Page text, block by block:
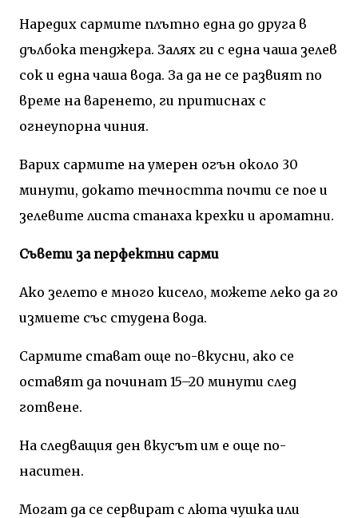
Наредих сармите плътно една до друга в
дълбока тенджера. Залях ги с една чаша зелев
сок и една чаша вода. За да не се развият по
време на варенето, ги притиснах с
огнеупорна чиния.
Варих сармите на умерен огън около 30
минути, докато течността почти се пое и
зелевите листа станаха крехки и ароматни.
Съвети за перфектни сарми
Ако зелето е много кисело, можете леко да го
измиете със студена вода.
Сармите стават още по-вкусни, ако се
оставят да починат 15–20 минути след
готвене.
На следващия ден вкусът им е още по-
наситен.
Могат да се сервират с люта чушка или